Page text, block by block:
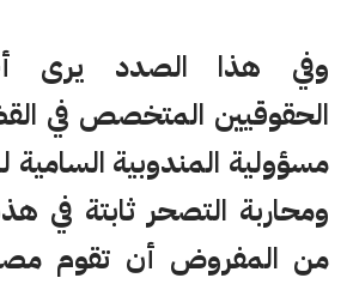
وفي هذا الصدد يرى
الحقوقيين المتخصص في
مسؤولية المندوبية السامية
ومحاربة التصحر ثابتة في
من المفروض أن تقوم